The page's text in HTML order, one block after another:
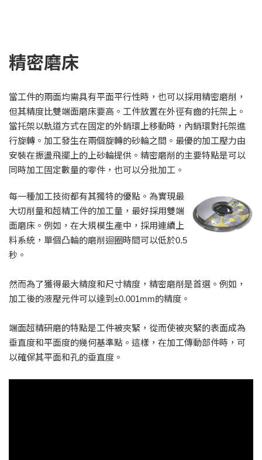
精密磨床
當工件的兩面均需具有平面平行性時，也可以採用精密磨削，
但其精度比雙端面磨床要高。工件放置在外徑有齒的托架上。
當托架以軌道方式在固定的外銷環上移動時，內銷環對托架進
行旋轉。加工發生在兩個旋轉的砂輪之間。最優的加工壓力由
安裝在振盪飛擺上的上砂輪提供。精密磨削的主要特點是可以
同時加工固定數量的零件，也可以分批加工。
每一種加工技術都有其獨特的優點。為實現最
大切削量和超精工件的加工量，最好採用雙端
面磨床。例如，在大規模生產中，採用連續上
料系統，單個凸輪的磨削迴圈時間可以低於0.5
秒。
然而為了獲得最大精度和尺寸精度，精密磨削是首選。例如，
加工後的液壓元件可以達到±0.001mm的精度。
端面超精研磨的特點是工件被夾緊，從而使被夾緊的表面成為
垂直度和平面度的幾何基準點。這樣，在加工傳動部件時，可
以確保其平面和孔的垂直度。